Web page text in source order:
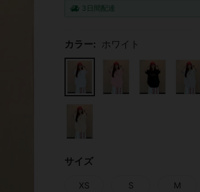
3日間配達
カラー: ホワイト
サイズ
XS S M